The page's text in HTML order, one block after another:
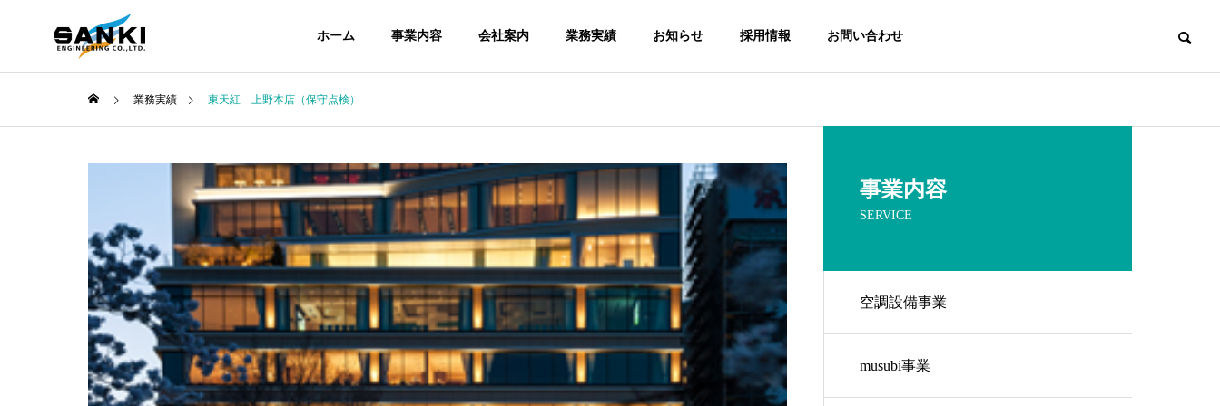
ホーム 事業内容 会社案内 業務実績 お知らせ 採用情報 お問い合わせ
COMPANY
会社案内
ABOUT
企業情報
HISTORY
三企の歩み
FUTURE
次の半世紀
業務実績 東天紅 上野本店（保守点検）
事業内容
SERVICE
空調設備事業
musubi事業